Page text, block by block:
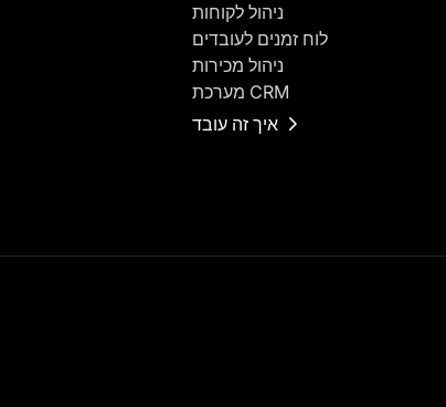
ניהול לקוחות
לוח זמנים לעובדים
ניהול מכירות
מערכת CRM
איך זה עובד